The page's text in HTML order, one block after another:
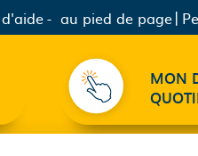
au pied de page
MON